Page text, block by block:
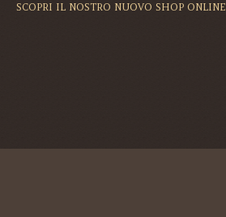
SCOPRI IL NOSTRO NUOVO SHOP ONLINE